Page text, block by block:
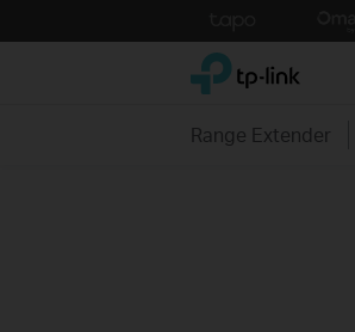
to
TP-Link, Reliably Smart
Range Extender